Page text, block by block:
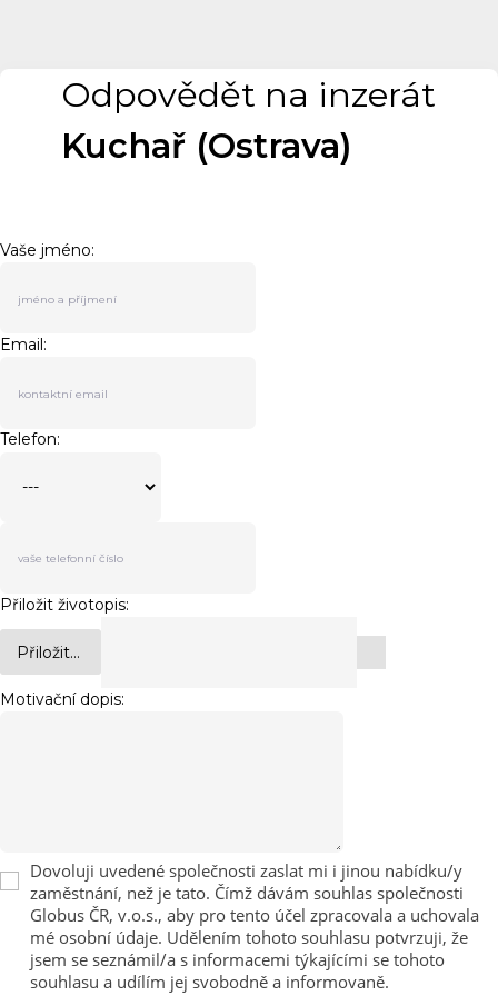
Odpovědět na inzerát
Kuchař (Ostrava)
Vaše jméno:
Email:
Telefon:
Přiložit životopis:
Přiložit...
Motivační dopis:
Dovoluji uvedené společnosti zaslat mi i jinou nabídku/y
zaměstnání, než je tato. Čímž dávám souhlas společnosti
Globus ČR, v.o.s., aby pro tento účel zpracovala a uchovala
mé osobní údaje. Udělením tohoto souhlasu potvrzuji, že
jsem se seznámil/a s informacemi týkajícími se tohoto
souhlasu a udílím jej svobodně a informovaně.